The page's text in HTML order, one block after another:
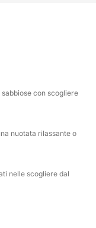
Coral Bay,
dopo,
la tua prima
e
snorkeling o
ti avvicinerai alle
il vento e le
scogliere
per una
formazioni.
con scogliere
nuotata rilassante o
nelle scogliere dal